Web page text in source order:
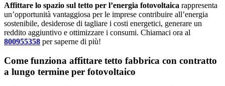
Affittare lo spazio sul tetto per l’energia fotovoltaica rappresenta
un’opportunità vantaggiosa per le imprese contribuire all’energia
sostenibile, desiderose di tagliare i costi energetici, generare un
reddito aggiuntivo e ottimizzare i consumi. Chiamaci ora al
800955358 per saperne di più!
Come funziona affittare tetto fabbrica con contratto
a lungo termine per fotovoltaico